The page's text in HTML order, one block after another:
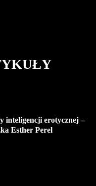
inteligencji erotycznej –
Esther Perel